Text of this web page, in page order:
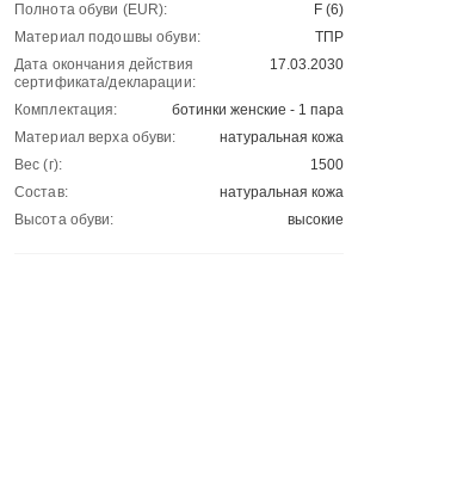
3805 ₽
7610 3175
6350 00
Полнота обуви (EUR):
F (6)
Материал подошвы обуви:
ТПР
Дата окончания действия
сертификата/декларации:
17.03.2030
Комплектация:
ботинки женские - 1 пара
Материал верха обуви:
натуральная кожа
Вес (г):
1500
Состав:
натуральная кожа
Высота обуви:
высокие